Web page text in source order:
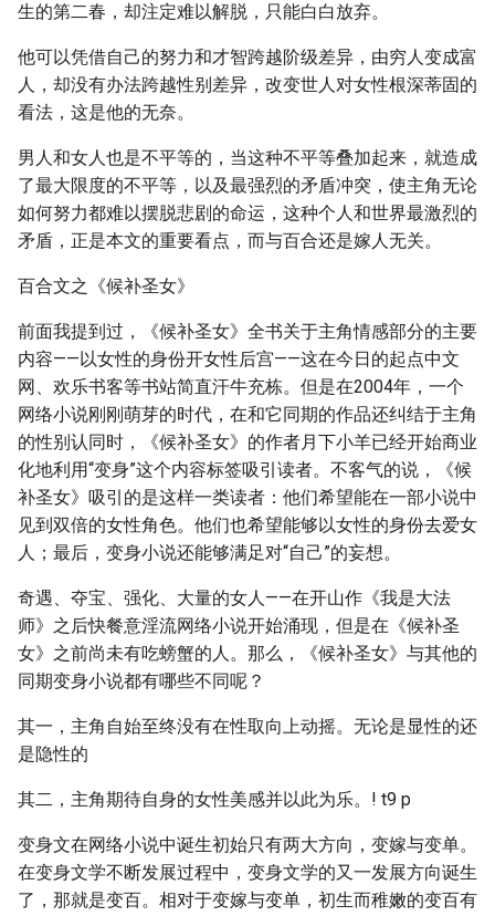
生的第二春，却注定难以解脱，只能白白放弃。
他可以凭借自己的努力和才智跨越阶级差异，由穷人变成富
人，却没有办法跨越性别差异，改变世人对女性根深蒂固的
看法，这是他的无奈。
男人和女人也是不平等的，当这种不平等叠加起来，就造成
了最大限度的不平等，以及最强烈的矛盾冲突，使主角无论
如何努力都难以摆脱悲剧的命运，这种个人和世界最激烈的
矛盾，正是本文的重要看点，而与百合还是嫁人无关。
百合文之《候补圣女》
前面我提到过，《候补圣女》全书关于主角情感部分的主要
内容——以女性的身份开女性后宫——这在今日的起点中文
网、欢乐书客等书站简直汗牛充栋。但是在2004年，一个
网络小说刚刚萌芽的时代，在和它同期的作品还纠结于主角
的性别认同时，《候补圣女》的作者月下小羊已经开始商业
化地利用“变身”这个内容标签吸引读者。不客气的说，《候
补圣女》吸引的是这样一类读者：他们希望能在一部小说中
见到双倍的女性角色。他们也希望能够以女性的身份去爱女
人；最后，变身小说还能够满足对“自己”的妄想。
奇遇、夺宝、强化、大量的女人——在开山作《我是大法
师》之后快餐意淫流网络小说开始涌现，但是在《候补圣
女》之前尚未有吃螃蟹的人。那么，《候补圣女》与其他的
同期变身小说都有哪些不同呢？
其一，主角自始至终没有在性取向上动摇。无论是显性的还
是隐性的
其二，主角期待自身的女性美感并以此为乐。! t9 p
变身文在网络小说中诞生初始只有两大方向，变嫁与变单。
在变身文学不断发展过程中，变身文学的又一发展方向诞生
了，那就是变百。相对于变嫁与变单，初生而稚嫩的变百有